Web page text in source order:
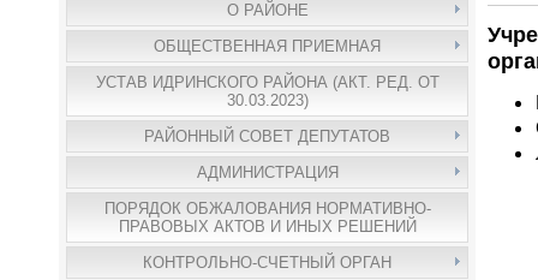
О РАЙОНЕ
ОБЩЕСТВЕННАЯ ПРИЕМНАЯ
УСТАВ ИДРИНСКОГО РАЙОНА (АКТ. РЕД. ОТ
30.03.2023)
РАЙОННЫЙ СОВЕТ ДЕПУТАТОВ
АДМИНИСТРАЦИЯ
ПОРЯДОК ОБЖАЛОВАНИЯ НОРМАТИВНО-
ПРАВОВЫХ АКТОВ И ИНЫХ РЕШЕНИЙ
КОНТРОЛЬНО-СЧЕТНЫЙ ОРГАН